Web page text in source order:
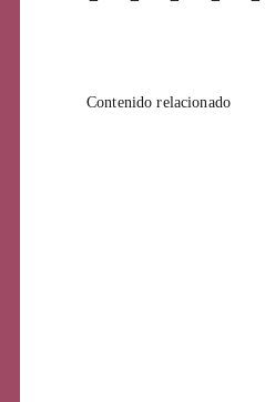
Contenido relacionado